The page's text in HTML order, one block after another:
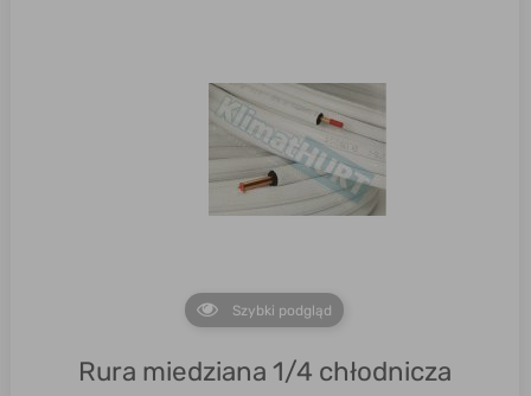
Szybki podgląd
Rura miedziana 1/4 chłodnicza